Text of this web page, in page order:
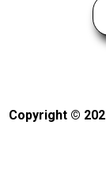
Copyright ©